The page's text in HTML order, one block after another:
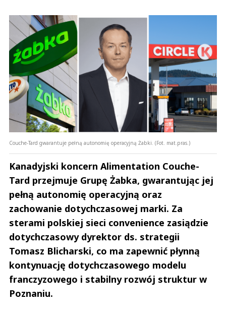
Couche-Tard gwarantuje pełną autonomię operacyjną Żabki. (Fot. mat.pras.)
Kanadyjski koncern Alimentation Couche-
Tard przejmuje Grupę Żabka, gwarantując jej
pełną autonomię operacyjną oraz
zachowanie dotychczasowej marki. Za
sterami polskiej sieci convenience zasiądzie
dotychczasowy dyrektor ds. strategii
Tomasz Blicharski, co ma zapewnić płynną
kontynuację dotychczasowego modelu
franczyzowego i stabilny rozwój struktur w
Poznaniu.